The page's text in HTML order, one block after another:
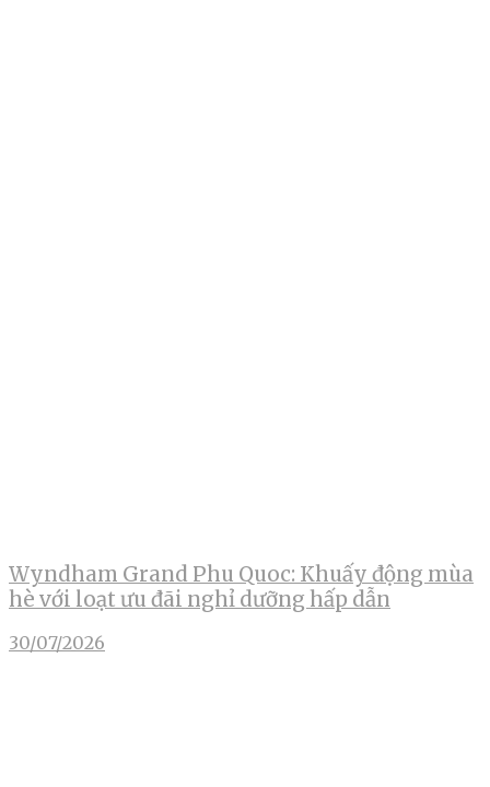
Wyndham Grand Phu Quoc: Khuấy động mùa
hè với loạt ưu đãi nghỉ dưỡng hấp dẫn
30/07/2026